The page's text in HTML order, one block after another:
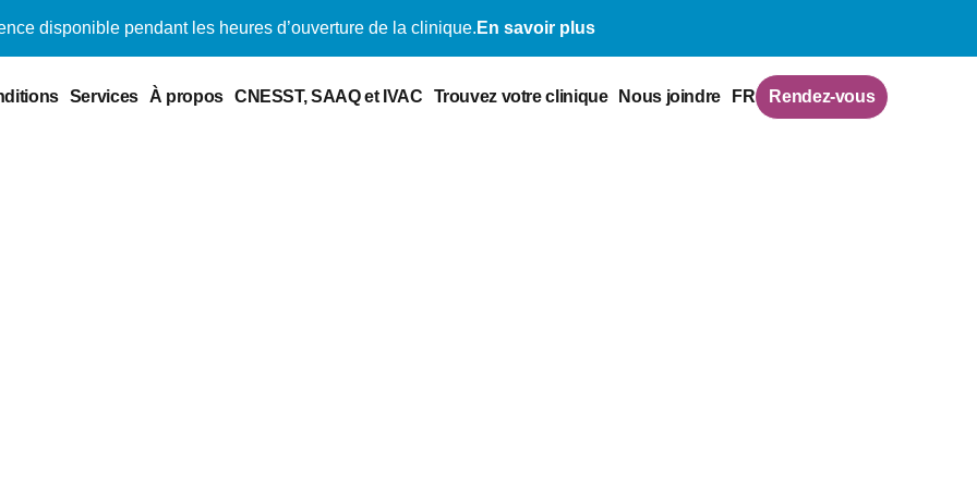
disponible pendant les heures d’ouverture de la clinique. En savoir plus
Services À propos CNESST, SAAQ et IVAC Trouvez votre clinique Nous joindre FR Rendez-vous